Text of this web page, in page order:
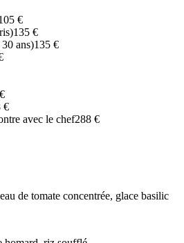
€
135 €
ans)135 €
€
avec le chef288 €
de tomate concentrée, glace basilic